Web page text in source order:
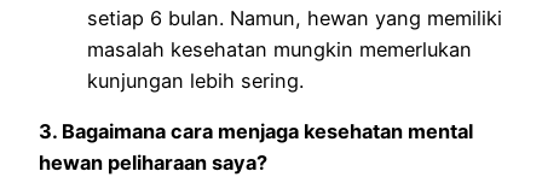
setiap 6 bulan. Namun, hewan yang memiliki
masalah kesehatan mungkin memerlukan
kunjungan lebih sering.
3. Bagaimana cara menjaga kesehatan mental
hewan peliharaan saya?